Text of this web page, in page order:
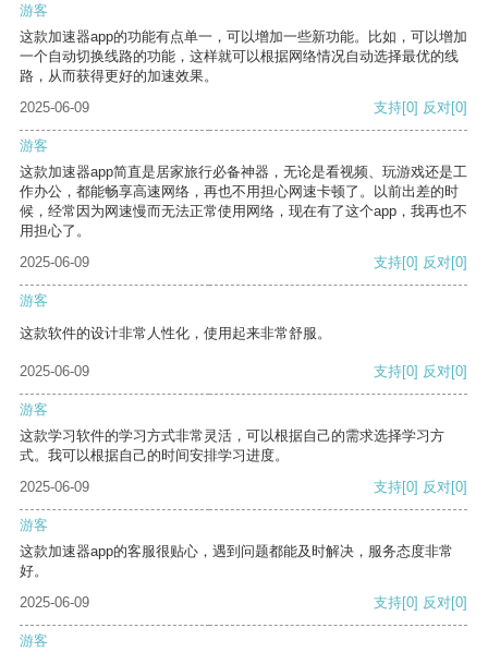
游客
这款加速器app的功能有点单一，可以增加一些新功能。比如，可以增加
一个自动切换线路的功能，这样就可以根据网络情况自动选择最优的线
路，从而获得更好的加速效果。
2025-06-09
支持[0] 反对[0]
游客
这款加速器app简直是居家旅行必备神器，无论是看视频、玩游戏还是工
作办公，都能畅享高速网络，再也不用担心网速卡顿了。以前出差的时
候，经常因为网速慢而无法正常使用网络，现在有了这个app，我再也不
用担心了。
2025-06-09
支持[0] 反对[0]
游客
这款软件的设计非常人性化，使用起来非常舒服。
2025-06-09 支持[0] 反对[0]
游客
这款学习软件的学习方式非常灵活，可以根据自己的需求选择学习方
式。我可以根据自己的时间安排学习进度。
2025-06-09
支持[0] 反对[0]
游客
这款加速器app的客服很贴心，遇到问题都能及时解决，服务态度非常
好。
2025-06-09
支持[0] 反对[0]
游客